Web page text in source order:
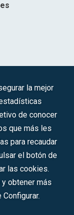
la Innovación y las
la mejor
de conocer
que más les
para recaudar
el botón de
las cookies.
obtener más